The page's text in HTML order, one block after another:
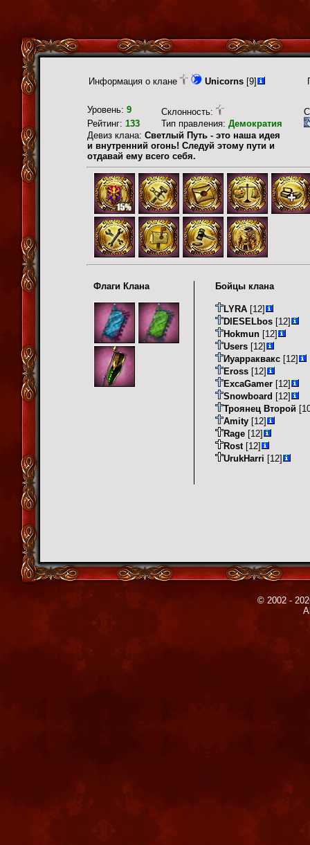
Информация о клане Unicorns [9]
Уровень: 9 Склонность:
Рейтинг: 133 Тип правления: Демократия
Девиз клана: Светлый Путь - это наша идея
и внутренний огонь! Следуй этому пути и
отдавай ему всего себя.
Флаги Клана Бойцы клана
LYRA [12]
DIESELbos [12]
Hokmun [12]
Users [12]
Иуарраквакс [12]
Eross [12]
ExcaGamer [12]
Snowboard [12]
Троянец Второй
Amity [12]
Rage [12]
Rost [12]
UrukHarri [12]
© 2002 -